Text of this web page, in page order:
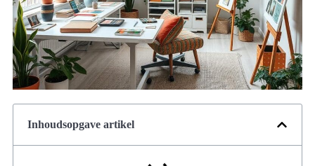
Inhoudsopgave artikel